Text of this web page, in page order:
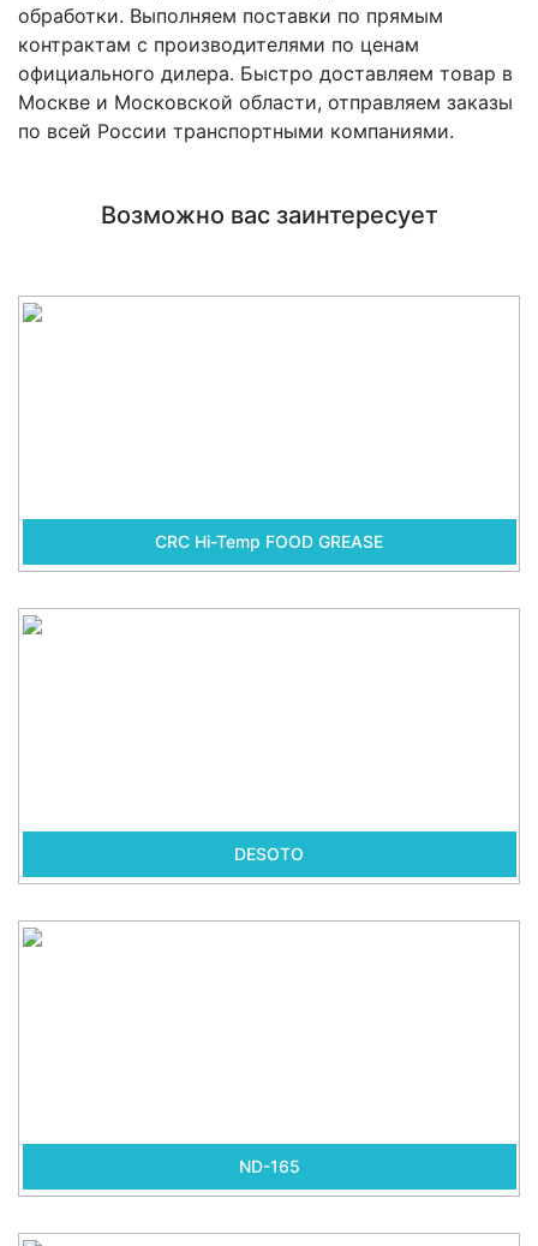
обработки. Выполняем поставки по прямым
контрактам с производителями по ценам
официального дилера. Быстро доставляем товар в
Москве и Московской области, отправляем заказы
по всей России транспортными компаниями.
Возможно вас заинтересует
CRC Hi-Temp FOOD GREASE
DESOTO
ND-165